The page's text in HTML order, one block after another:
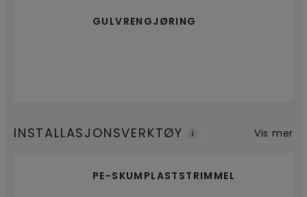
GULVRENGJØRING
INSTALLASJONSVERKTØY
PE-SKUMPLASTSTRIMMEL
Vis mer